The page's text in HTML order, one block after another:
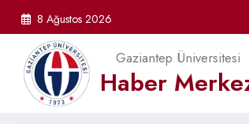
8 Ağustos 2026
Gaziantep Üniversitesi
Haber